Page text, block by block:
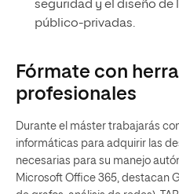
seguridad y el diseño de
público-privadas.
Fórmate con
profesionales
Durante el máster trabajarás
informáticas para adquirir las
necesarias para su manejo
Microsoft Office 365, destacan